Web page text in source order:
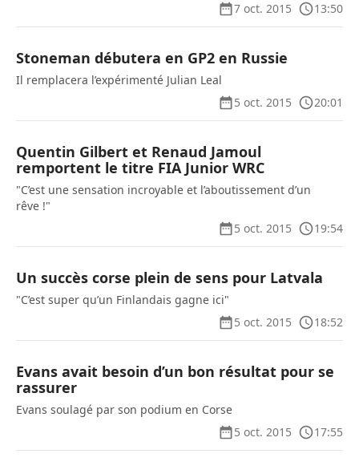
7 oct. 2015
13:50
Stoneman débutera en GP2 en Russie
Il remplacera l’expérimenté Julian Leal
5 oct. 2015
20:01
Quentin Gilbert et Renaud Jamoul
remportent le titre FIA Junior WRC
"C’est une sensation incroyable et l’aboutissement d’un
rêve !"
5 oct. 2015
19:54
Un succès corse plein de sens pour Latvala
"C’est super qu’un Finlandais gagne ici"
5 oct. 2015
18:52
Evans avait besoin d’un bon résultat pour se
rassurer
Evans soulagé par son podium en Corse
5 oct. 2015
17:55